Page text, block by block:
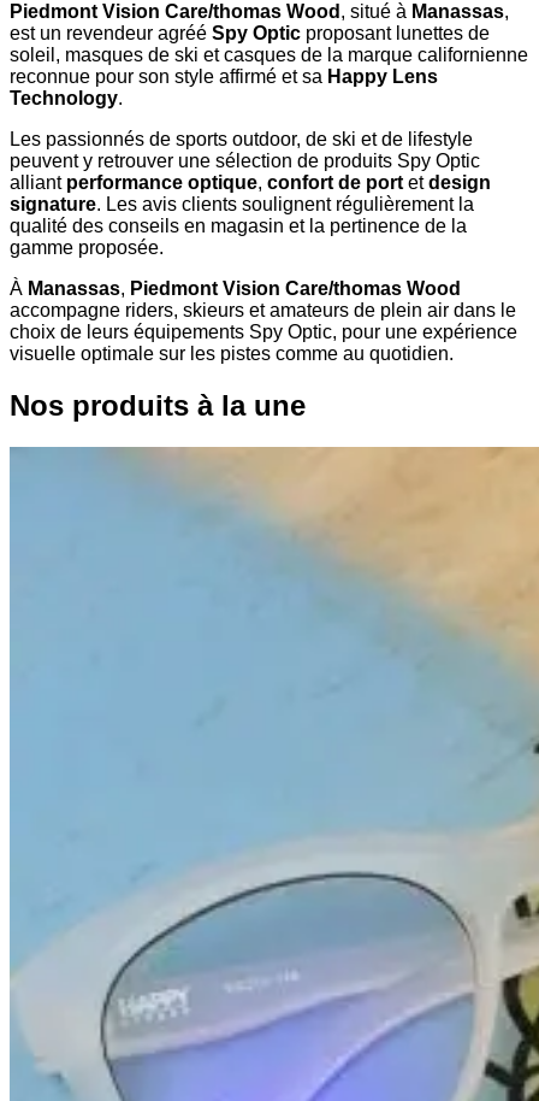
Piedmont Vision Care/thomas Wood , situé à Manassas,
est un revendeur agréé Spy Optic proposant lunettes de
soleil, masques de ski et casques de la marque californienne
reconnue pour son style affirmé et sa Happy Lens
Technology.
Les passionnés de sports outdoor, de ski et de lifestyle
peuvent y retrouver une sélection de produits Spy Optic
alliant performance optique, confort de portetdesign
signature. Les avis clients soulignent régulièrement la
qualité des conseils en magasin et la pertinence de la
gamme proposée.
À Manassas, Piedmont Vision Care/thomas Wood
accompagne riders, skieurs et amateurs de plein air dans le
choix de leurs équipements Spy Optic, pour une expérience
visuelle optimale sur les pistes comme au quotidien.
Nos produits à la une